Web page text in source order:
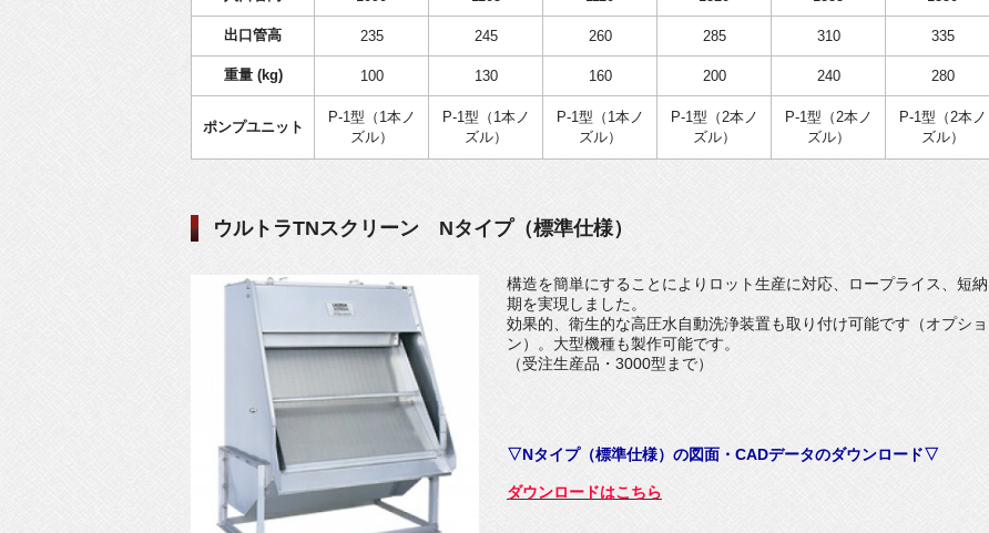
出口管高 235 245 260 285 310 335
重量 (kg) 100 130 160 200 240 280
ポンプユニット
P-1型（1本ノ
ズル）
P-1型（1本ノ
ズル）
P-1型（1本ノ
ズル）
P-1型（2本ノ
ズル）
P-1型（2本ノ
ズル）
P-1型（2本ノ
ズル）
ウルトラTNスクリーン Nタイプ（標準仕様）
構造を簡単にすることによりロット生産に対応、ロープライス、短納
期を実現しました。
効果的、衛生的な高圧水自動洗浄装置も取り付け可能です（オプショ
ン）。大型機種も製作可能です。
（受注生産品・3000型まで）
▽Nタイプ（標準仕様）の図面・CADデータのダウンロード▽
ダウンロードはこちら